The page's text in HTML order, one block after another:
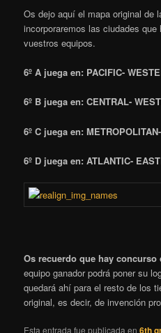
Os dejo aquí el mapa original de
incorporaremos las ciudades
vuestros equipos.
6º A juega en: PACIFIC-
6º B juega en: CENTRAL-
6º C juega en:
6º D juega en: ATLANTIC-
Os recuerdo que hay concurso
equipo ganador podrá poner su
quedará ahí para el resto de los
original, es decir, de invención
Esta entrada fue publicada en6th